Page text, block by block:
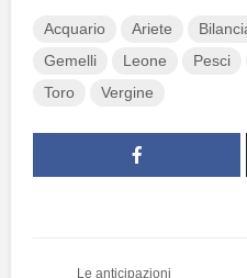
Acquario Ariete
Gemelli
Leone Pesci
Toro
Vergine
Le anticipazioni